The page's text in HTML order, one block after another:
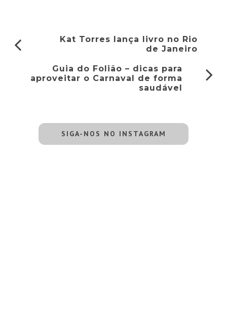
Kat Torres lança livro no Rio
de Janeiro
Guia do Folião – dicas para
aproveitar o Carnaval de forma
saudável
SIGA-NOS NO INSTAGRAM